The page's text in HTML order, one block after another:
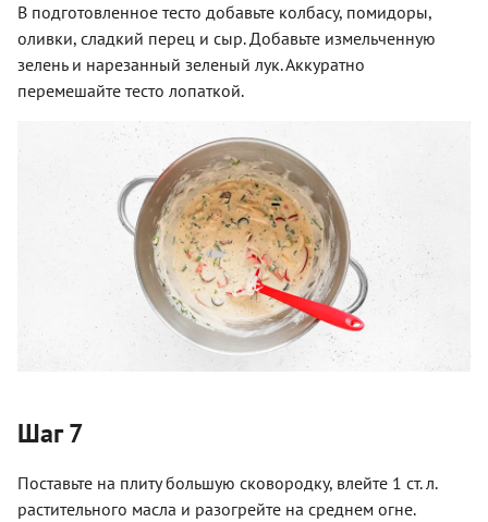
В подготовленное тесто добавьте колбасу, помидоры,
оливки, сладкий перец и сыр. Добавьте измельченную
зелень и нарезанный зеленый лук. Аккуратно
перемешайте тесто лопаткой.
Шаг 7
Поставьте на плиту большую сковородку, влейте 1 ст. л.
растительного масла и разогрейте на среднем огне.